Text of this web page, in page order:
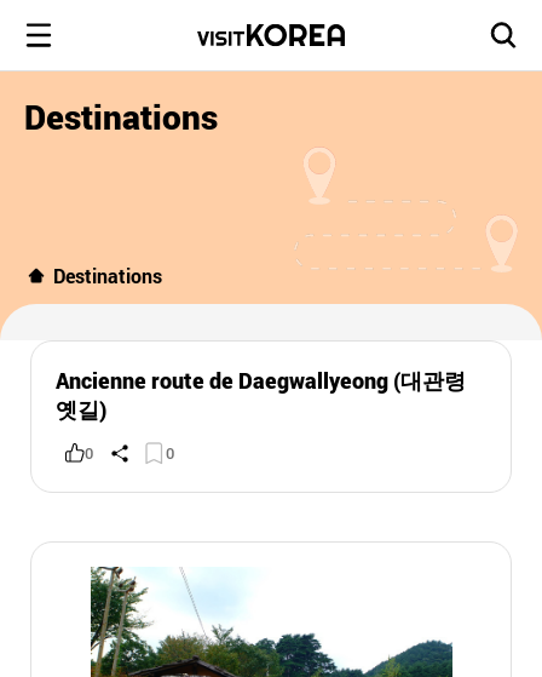
Destinations
Destinations
Ancienne route de Daegwallyeong (대관령
옛길)
0 0